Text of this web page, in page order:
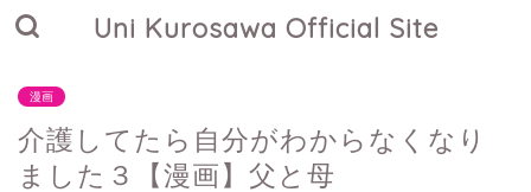
Uni Kurosawa Official Site
漫画
介護してたら自分がわからなくなり
ました３【漫画】父と母